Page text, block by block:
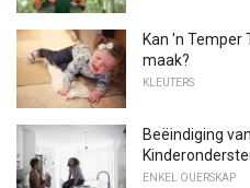
Kan 'n Temper
maak?
KLEUTERS
Beëindiging van
ENKEL OUERSKAP